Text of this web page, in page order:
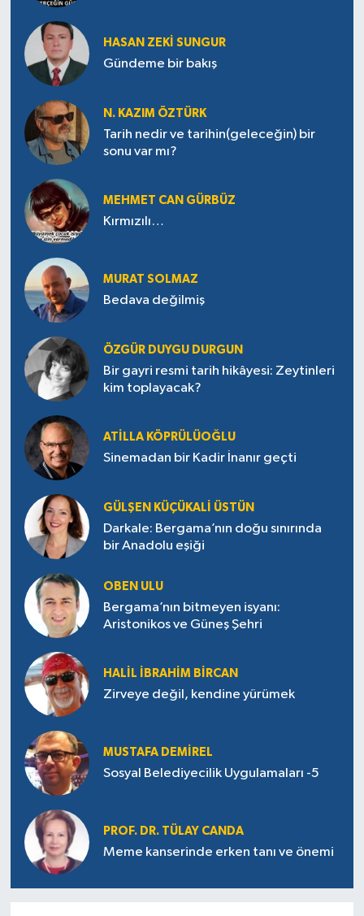
HASAN ZEKI SUNGUR
Gündeme bir bakış
N. KAZIM ÖZTÜRK
Tarih nedir ve tarihin(geleceğin) bir
sonu var mı?
MEHMET CAN GÜRBÜZ
Kırmızılı…
MURAT SOLMAZ
Bedava değilmiş
ÖZGÜR DUYGU DURGUN
Bir gayri resmi tarih hikâyesi: Zeytinleri
kim toplayacak?
ATILLA KÖPRÜLÜOĞLU
Sinemadan bir Kadir İnanır geçti
GÜLŞEN KÜÇÜKALI ÜSTÜN
Darkale: Bergama’nın doğu sınırında
bir Anadolu eşiği
OBEN ULU
Bergama’nın bitmeyen isyanı:
Aristonikos ve Güneş Şehri
HALIL İBRAHIM BIRCAN
Zirveye değil, kendine yürümek
MUSTAFA DEMIREL
Sosyal Belediyecilik Uygulamaları -5
PROF. DR. TÜLAY CANDA
Meme kanserinde erken tanı ve önemi